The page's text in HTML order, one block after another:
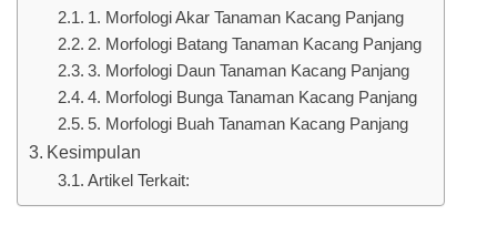
1. Morfologi Akar Tanaman Kacang Panjang
2. Morfologi Batang Tanaman Kacang Panjang
3. Morfologi Daun Tanaman Kacang Panjang
4. Morfologi Bunga Tanaman Kacang Panjang
5. Morfologi Buah Tanaman Kacang Panjang
Kesimpulan
Artikel Terkait: